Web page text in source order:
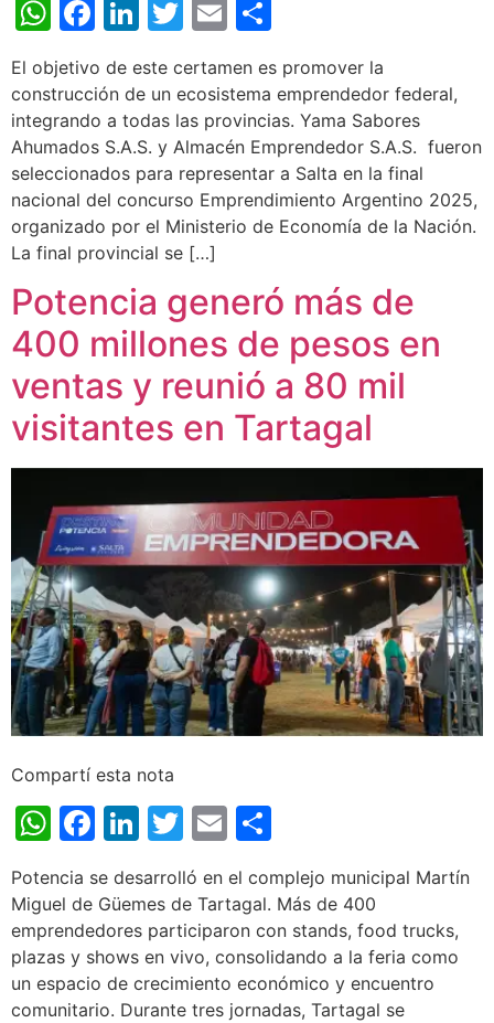
WhatsApp
Facebook
LinkedIn
Twitter
Email
El objetivo de este certamen es promover la
construcción de un ecosistema emprendedor federal,
integrando a todas las provincias. Yama Sabores
Ahumados S.A.S. y Almacén Emprendedor S.A.S. fueron
seleccionados para representar a Salta en la final
nacional del concurso Emprendimiento Argentino 2025,
organizado por el Ministerio de Economía de la Nación.
La final provincial se […]
Potencia generó más de
400 millones de pesos en
ventas y reunió a 80 mil
visitantes en Tartagal
Compartí esta nota
WhatsApp
Facebook
LinkedIn
Twitter
Email
Potencia se desarrolló en el complejo municipal Martín
Miguel de Güemes de Tartagal. Más de 400
emprendedores participaron con stands, food trucks,
plazas y shows en vivo, consolidando a la feria como
un espacio de crecimiento económico y encuentro
comunitario. Durante tres jornadas, Tartagal se